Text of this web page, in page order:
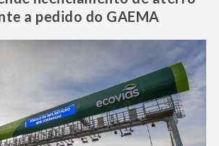
a pedido do GAEMA